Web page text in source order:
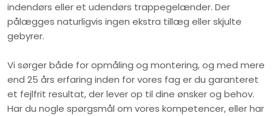
indendørs eller et udendørs trappegelænder. Der
pålægges naturligvis ingen ekstra tillæg eller skjulte
gebyrer.
Vi sørger både for opmåling og montering, og med mere
end 25 års erfaring inden for vores fag er du garanteret
et fejlfrit resultat, der lever op til dine ønsker og behov.
Har du nogle spørgsmål om vores kompetencer, eller har